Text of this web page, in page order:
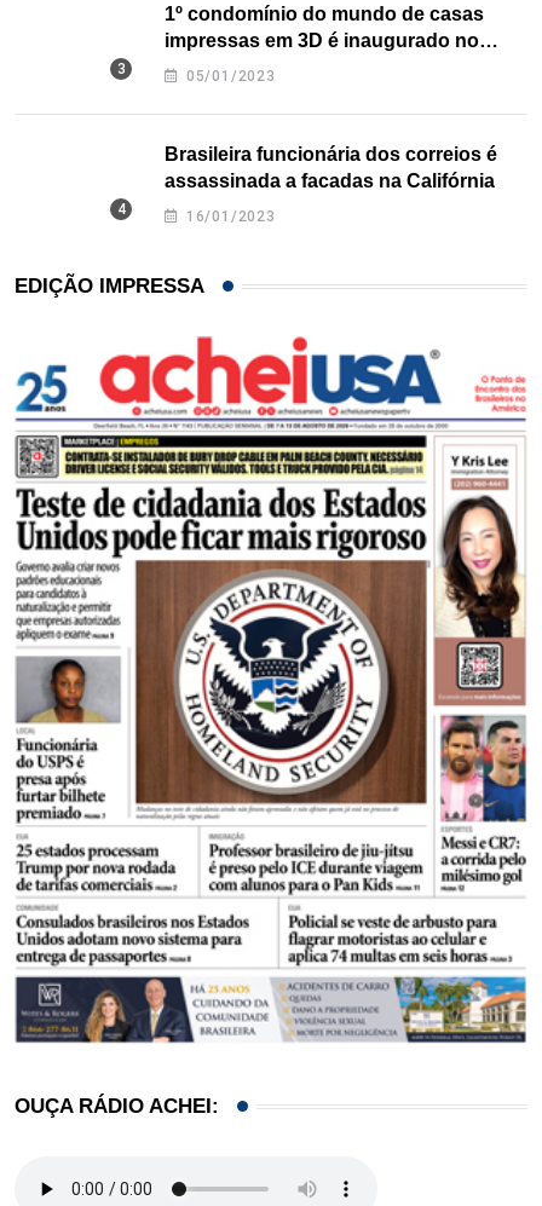
1º condomínio do mundo de casas
impressas em 3D é inaugurado no
Texas
05/01/2023
Brasileira funcionária dos correios é
assassinada a facadas na Califórnia
16/01/2023
EDIÇÃO IMPRESSA
OUÇA RÁDIO ACHEI: